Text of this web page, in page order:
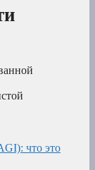
что это